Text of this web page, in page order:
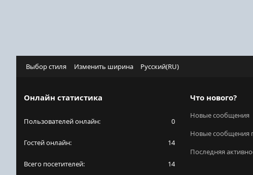
Выбор стиля Изменить ширина Русский(RU)
Онлайн статистика
Пользователей онлайн 0
Гостей онлайн 14
Всего посетителей 14
Что нового?
Новые сообщения
Новые сообщения
Последняя